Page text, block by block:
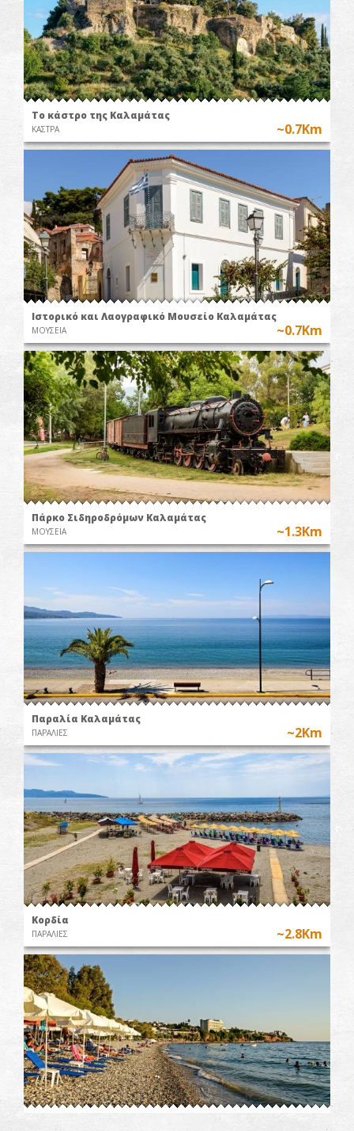
Το κάστρο της Καλαμάτας
ΚΑΣΤΡΑ ~0.7Km
Ιστορικό και Λαογραφικό Μουσείο Καλαμάτας
ΜΟΥΣΕΙΑ ~0.7Km
Πάρκο Σιδηροδρόμων Καλαμάτας
ΜΟΥΣΕΙΑ ~1.3Km
Παραλία Καλαμάτας
ΠΑΡΑΛΙΕΣ ~2Km
Κορδία
ΠΑΡΑΛΙΕΣ ~2.8Km